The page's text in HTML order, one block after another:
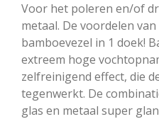
Voor het poleren en/of
metaal. De voordelen
bamboevezel in 1 doek!
extreem hoge
zelfreinigend effect, die
tegenwerkt. De
glas en metaal super